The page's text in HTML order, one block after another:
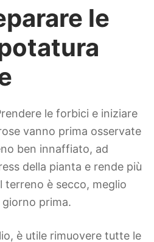
le
le forbici e iniziare
vanno prima osservate
ben innaffiato, ad
della pianta e rende più
terreno è secco, meglio
giorno prima.
è utile rimuovere tutte le